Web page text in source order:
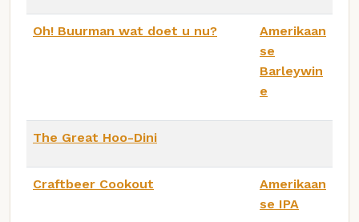
Oh! Buurman wat doet u nu?
Amerikaan
se
Barleywin
e
The Great Hoo-Dini
Craftbeer Cookout
Amerikaan
se IPA